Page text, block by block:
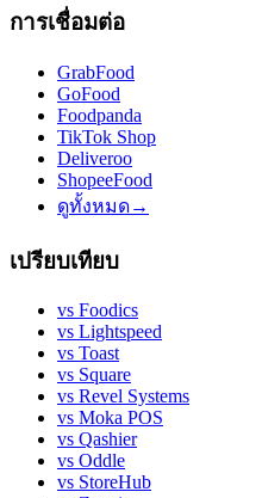
การเชื่อมต่อ
GrabFood
GoFood
Foodpanda
TikTok Shop
Deliveroo
ShopeeFood
ดูทั้งหมด→
เปรียบเทียบ
vs Foodics
vs Lightspeed
vs Toast
vs Square
vs Revel Systems
vs Moka POS
vs Qashier
vs Oddle
vs StoreHub